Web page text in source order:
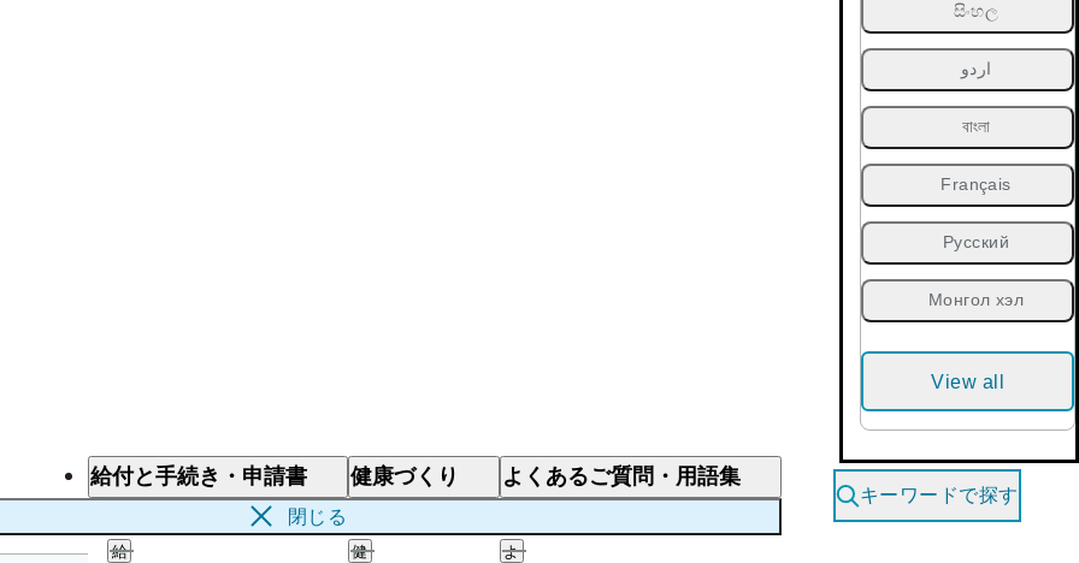
සිංහල
اردو
বাংলা
Français
Русский
Монгол хэл
View all
給付と手続き・申請書
給付と手続き
給
健康づくり
健
よくあるご質問・用語集
よ
閉じる
キーワードで探す